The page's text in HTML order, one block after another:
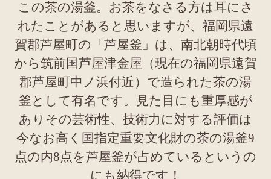
この茶の湯釜。お茶をなさる方は耳にさ
れたことがあると思いますが、福岡県遠
賀郡芦屋町の「芦屋釜」は、南北朝時代頃
から筑前国芦屋津金屋（現在の福岡県遠賀
郡芦屋町中ノ浜付近）で造られた茶の湯
釜として有名です。見た目にも重厚感が
ありその芸術性、技術力に対する評価は
今なお高く国指定重要文化財の茶の湯釜9
点の内8点を芦屋釜が占めているというの
にも納得です！